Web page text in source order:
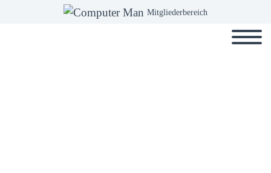
Mitgliederbereich